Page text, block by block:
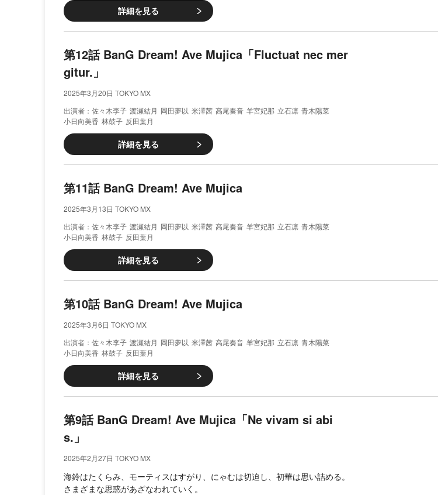
詳細を見る
第12話 BanG Dream! Ave Mujica「Fluctuat nec mer
gitur.」
2025年3月20日 TOKYO MX
佐々木李子 渡瀬結月 岡田夢以 米澤茜 高尾奏音 羊宮妃那 立石凛 青木陽菜
小日向美香 林鼓子 反田葉月
詳細を見る
第11話 BanG Dream! Ave Mujica
2025年3月13日 TOKYO MX
佐々木李子 渡瀬結月 岡田夢以 米澤茜 高尾奏音 羊宮妃那 立石凛 青木陽菜
小日向美香 林鼓子 反田葉月
詳細を見る
第10話 BanG Dream! Ave Mujica
2025年3月6日 TOKYO MX
佐々木李子 渡瀬結月 岡田夢以 米澤茜 高尾奏音 羊宮妃那 立石凛 青木陽菜
小日向美香 林鼓子 反田葉月
詳細を見る
第9話 BanG Dream! Ave Mujica「Ne vivam si abi
s.」
2025年2月27日 TOKYO MX
海鈴はたくらみ、モーティスはすがり、にゃむは切迫し、初華は思い詰める。
さまざまな思惑があざなわれていく。